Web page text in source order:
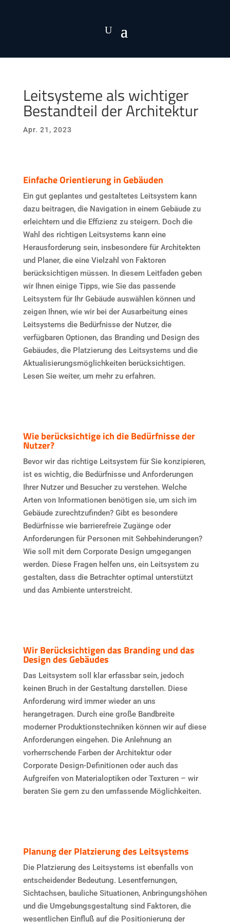
Leitsysteme als wichtiger
Bestandteil der Architektur
Apr. 21, 2023
Einfache Orientierung in Gebäuden
Ein gut geplantes und gestaltetes Leitsystem kann
dazu beitragen, die Navigation in einem Gebäude zu
erleichtern und die Effizienz zu steigern. Doch die
Wahl des richtigen Leitsystems kann eine
Herausforderung sein, insbesondere für Architekten
und Planer, die eine Vielzahl von Faktoren
berücksichtigen müssen. In diesem Leitfaden geben
wir Ihnen einige Tipps, wie Sie das passende
Leitsystem für Ihr Gebäude auswählen können und
zeigen Ihnen, wie wir bei der Ausarbeitung eines
Leitsystems die Bedürfnisse der Nutzer, die
verfügbaren Optionen, das Branding und Design des
Gebäudes, die Platzierung des Leitsystems und die
Aktualisierungsmöglichkeiten berücksichtigen.
Lesen Sie weiter, um mehr zu erfahren.
Wie berücksichtige ich die Bedürfnisse der
Nutzer?
Bevor wir das richtige Leitsystem für Sie konzipieren,
ist es wichtig, die Bedürfnisse und Anforderungen
Ihrer Nutzer und Besucher zu verstehen. Welche
Arten von Informationen benötigen sie, um sich im
Gebäude zurechtzufinden? Gibt es besondere
Bedürfnisse wie barrierefreie Zugänge oder
Anforderungen für Personen mit Sehbehinderungen?
Wie soll mit dem Corporate Design umgegangen
werden. Diese Fragen helfen uns, ein Leitsystem zu
gestalten, dass die Betrachter optimal unterstützt
und das Ambiente unterstreicht.
Wir Berücksichtigen das Branding und das
Design des Gebäudes
Das Leitsystem soll klar erfassbar sein, jedoch
keinen Bruch in der Gestaltung darstellen. Diese
Anforderung wird immer wieder an uns
herangetragen. Durch eine große Bandbreite
moderner Produktionstechniken können wir auf diese
Anforderungen eingehen. Die Anlehnung an
vorherrschende Farben der Architektur oder
Corporate Design-Definitionen oder auch das
Aufgreifen von Materialoptiken oder Texturen – wir
beraten Sie gern zu den umfassende Möglichkeiten.
Planung der Platzierung des Leitsystems
Die Platzierung des Leitsystems ist ebenfalls von
entscheidender Bedeutung. Lesentfernungen,
Sichtachsen, bauliche Situationen, Anbringungshöhen
und die Umgebungsgestaltung sind Faktoren, die
wesentlichen Einfluß auf die Positionierung der